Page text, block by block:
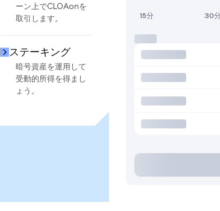
ーン上でCLOAonを
取引します。
ステーキング
暗号資産を運用して
受動的所得を得まし
ょう。
15分 30